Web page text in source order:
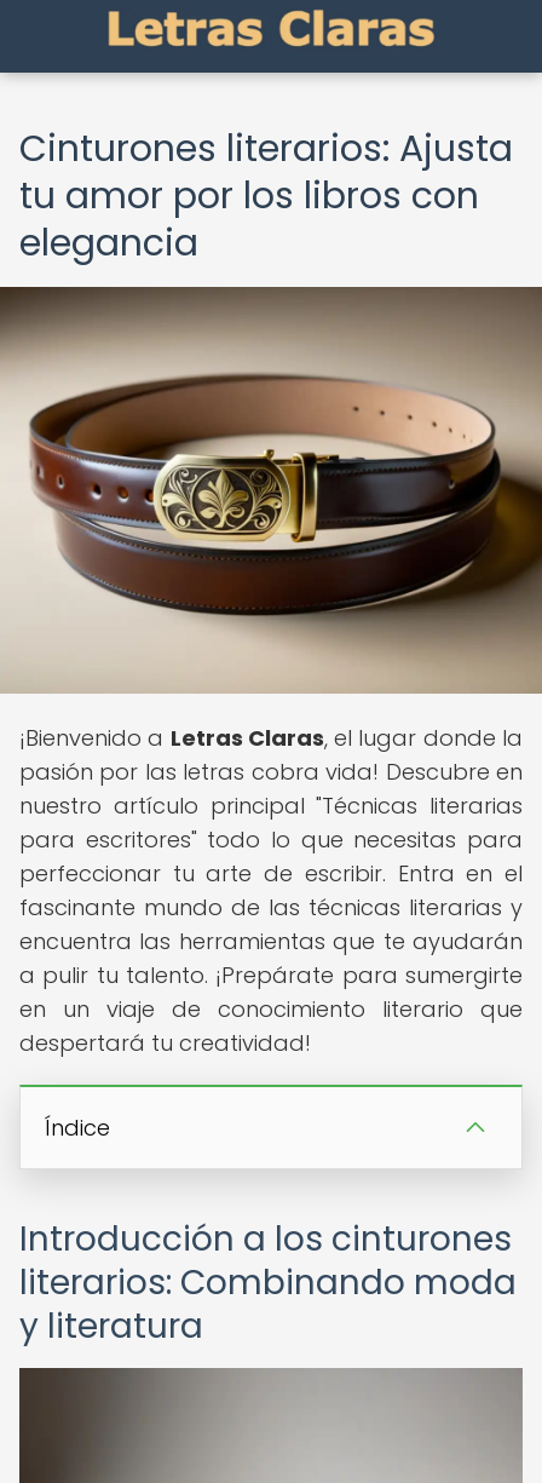
Cinturones literarios: Ajusta
tu amor por los libros con
elegancia
¡Bienvenido a Letras Claras, el lugar donde la
pasión por las letras cobra vida! Descubre en
nuestro artículo principal "Técnicas literarias
para escritores" todo lo que necesitas para
perfeccionar tu arte de escribir. Entra en el
fascinante mundo de las técnicas literarias y
encuentra las herramientas que te ayudarán
a pulir tu talento. ¡Prepárate para sumergirte
en un viaje de conocimiento literario que
despertará tu creatividad!
Índice
Introducción a los cinturones
literarios: Combinando moda
y literatura